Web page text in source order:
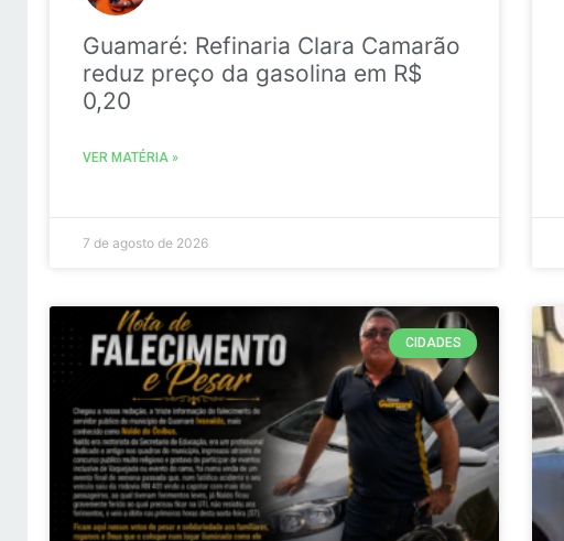
Guamaré: Refinaria Clara Camarão
reduz preço da gasolina em R$
0,20
VER MATÉRIA »
7 de agosto de 2026
CIDADES